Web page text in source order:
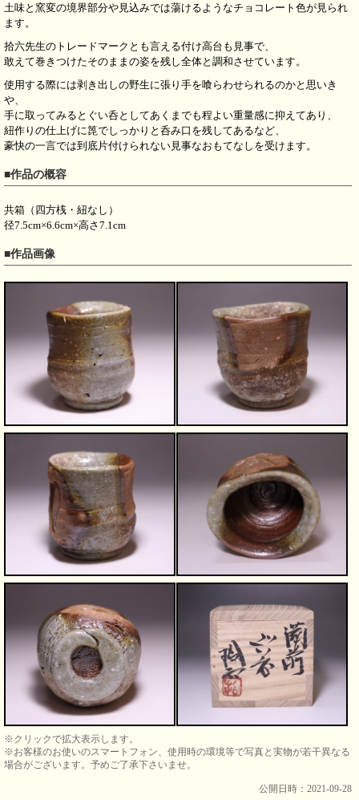
土味と窯変の境界部分や見込みでは蕩けるようなチョコレート色が見られ
ます。
拾六先生のトレードマークとも言える付け高台も見事で、
敢えて巻きつけたそのままの姿を残し全体と調和させています。
使用する際には剥き出しの野生に張り手を喰らわせられるのかと思いき
や、
手に取ってみるとぐい呑としてあくまでも程よい重量感に抑えてあり、
紐作りの仕上げに箆でしっかりと呑み口を残してあるなど、
豪快の一言では到底片付けられない見事なおもてなしを受けます。
■作品の概容
共箱（四方桟・紐なし）
径7.5cm×6.6cm×高さ7.1cm
■作品画像
※クリックで拡大表示します。
※お客様のお使いのスマートフォン、使用時の環境等で写真と実物が若干異なる
場合がございます。予めご了承下さいませ。
公開日時：2021-09-28